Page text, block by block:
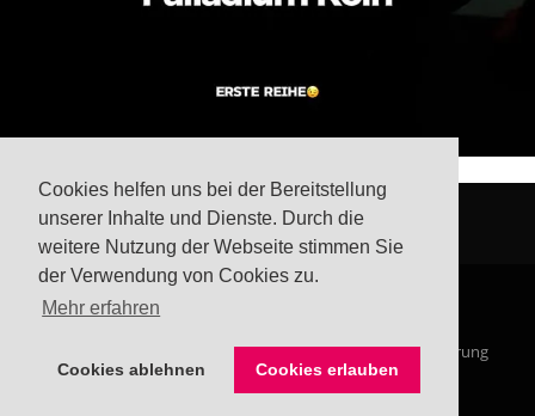
Cookies helfen uns bei der Bereitstellung
unserer Inhalte und Dienste. Durch die
weitere Nutzung der Webseite stimmen Sie
der Verwendung von Cookies zu.
Mehr erfahren
Cookies ablehnen Cookies erlauben
Impressum Datenschutzerklärung